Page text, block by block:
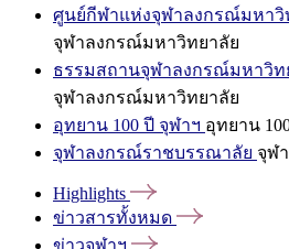
ศูนย์กีฬาแห่งจุฬาลงกรณ์มหาวิ
จุฬาลงกรณ์มหาวิทยาลัย
ธรรมสถานจุฬาลงกรณ์มหาวิท
จุฬาลงกรณ์มหาวิทยาลัย
อุทยาน 100 ปี จุฬาฯ อุทยาน
จุฬาลงกรณ์ราชบรรณาลัย จุฬ
Highlights
ข่าวสารทั้งหมด
ข่าวจุฬาฯ